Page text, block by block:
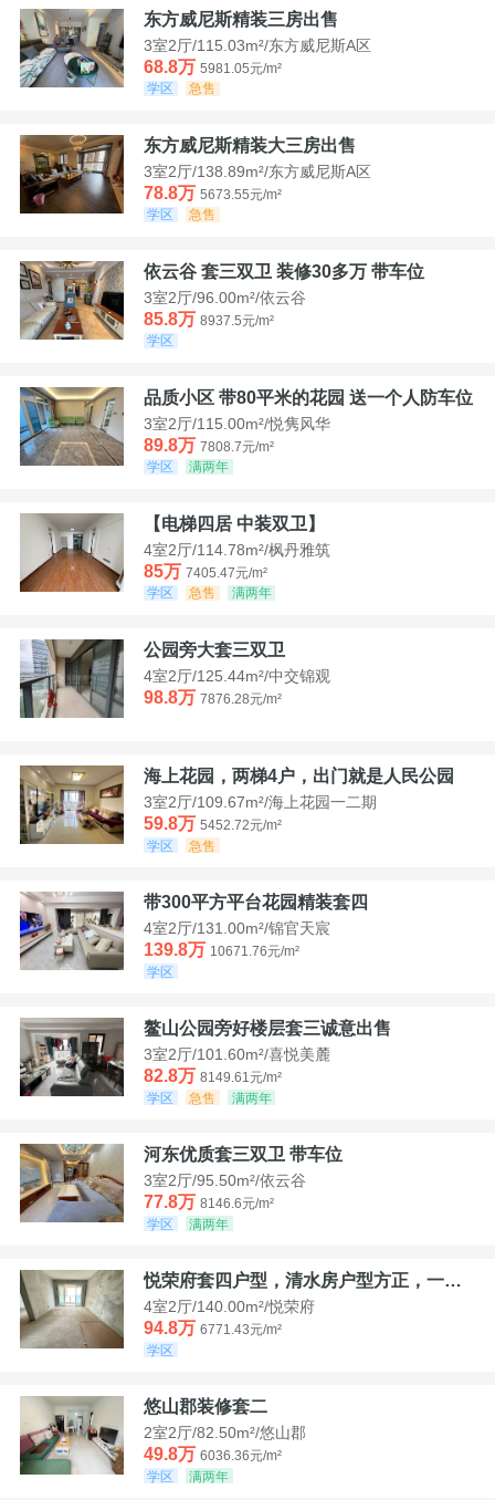
东方威尼斯精装三房出售
3室2厅/115.03m²/东方威尼斯A区
68.8万 5981.05元/m²
学区
急售
东方威尼斯精装大三房出售
3室2厅/138.89m²/东方威尼斯A区
78.8万 5673.55元/m²
学区
急售
依云谷 套三双卫 装修30多万 带车位
3室2厅/96.00m²/依云谷
85.8万 8937.5元/m²
学区
品质小区 带80平米的花园 送一个人防车位
3室2厅/115.00m²/悦隽风华
89.8万 7808.7元/m²
学区
满两年
【电梯四居 中装双卫】
4室2厅/114.78m²/枫丹雅筑
85万 7405.47元/m²
学区
急售 满两年
公园旁大套三双卫
4室2厅/125.44m²/中交锦观
98.8万 7876.28元/m²
海上花园，两梯4户，出门就是人民公园
3室2厅/109.67m²/海上花园一二期
59.8万 5452.72元/m²
学区
急售
带300平方平台花园精装套四
4室2厅/131.00m²/锦官天宸
139.8万 10671.76元/m²
学区
鳌山公园旁好楼层套三诚意出售
3室2厅/101.60m²/喜悦美麓
82.8万 8149.61元/m²
学区
急售 满两年
河东优质套三双卫 带车位
3室2厅/95.50m²/依云谷
77.8万 8146.6元/m²
学区
满两年
悦荣府套四户型，清水房户型方正，一口价94，8
4室2厅/140.00m²/悦荣府
94.8万 6771.43元/m²
学区
悠山郡装修套二
2室2厅/82.50m²/悠山郡
49.8万 6036.36元/m²
学区
满两年